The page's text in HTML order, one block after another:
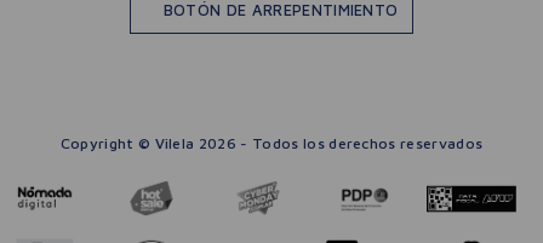
＋
BOTÓN DE ARREPENTIMIENTO
Copyright © Vilela 2026 - Todos los derechos reservados